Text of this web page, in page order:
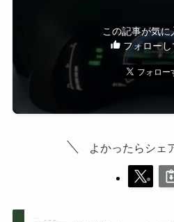
この記事が気に
フォローし
よかったらシェ